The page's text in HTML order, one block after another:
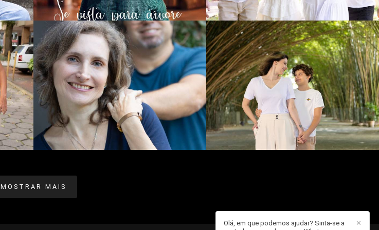
523 0 575 0
MOSTRAR MAIS
✕
Olá, em que podemos ajudar? Sinta-se a